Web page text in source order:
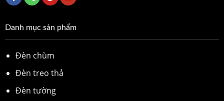
Danh mục sản phẩm
Đèn chùm
Đèn treo thả
Đèn tường